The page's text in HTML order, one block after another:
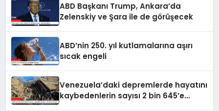
ABD Başkanı Trump, Ankara’da
Zelenskiy ve Şara ile de görüşecek
ABD’nin 250. yıl kutlamalarına aşırı
sıcak engeli
Venezuela’daki depremlerde hayatını
kaybedenlerin sayısı 2 bin 645’e